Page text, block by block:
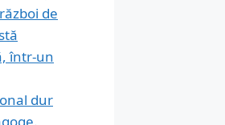
de
într-un
dur